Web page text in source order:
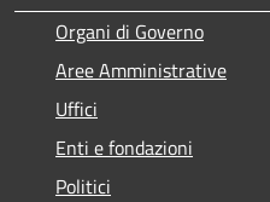
Organi di Governo
Aree Amministrative
Uffici
Enti e fondazioni
Politici